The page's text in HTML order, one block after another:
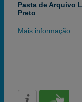
Pasta de Arquivo
Preto
Mais informação